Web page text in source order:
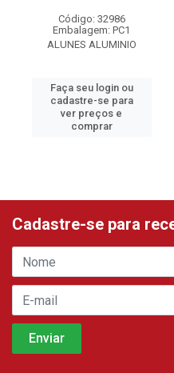
Código: 32986
Embalagem: PC1
ALUNES ALUMINIO
Faça seu login ou
cadastre-se para
ver preços e
comprar
Cadastre-se para